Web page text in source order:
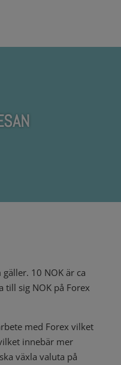
10 NOK är ca
till sig NOK på Forex
med Forex vilket
innebär mer
växla valuta på